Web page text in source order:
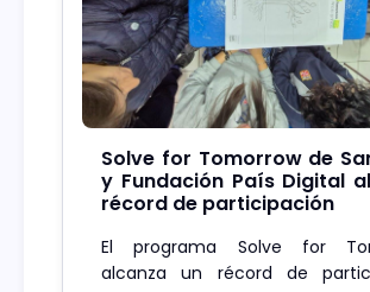
Solve for Tomorrow de
y Fundación País Digital
récord de participación
El programa Solve for
alcanza un récord de